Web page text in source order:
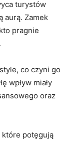
turystów
Zamek
pragnie
co‌ czyni go⁣
wpływ miały
oraz
⁤które potęgują